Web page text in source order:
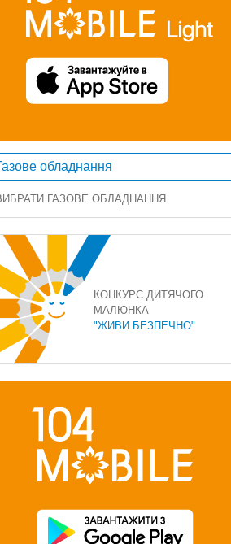
обладнання
ГАЗОВЕ ОБЛАДНАННЯ
КОНКУРС ДИТЯЧОГО
МАЛЮНКА
"ЖИВИ БЕЗПЕЧНО"